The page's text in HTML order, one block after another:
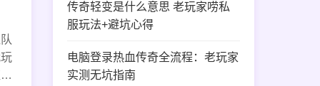
传奇轻变是什么意思 老玩家唠私
服玩法+避坑心得
电脑登录热血传奇全流程：老玩家
实测无坑指南